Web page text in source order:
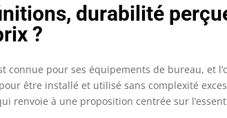
durabilité
?
connue pour ses équipements de bureau, et
être installé et utilisé sans complexité
renvoie à une proposition centrée sur